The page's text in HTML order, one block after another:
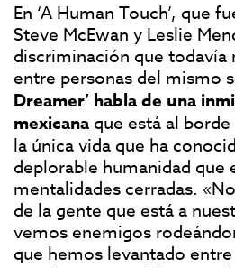
En ‘A Human Touch’, que
Steve McEwan y Leslie
discriminación que todavía
entre personas del mismo
Dreamer’ habla de una
mexicana que está al
la única vida que ha
deplorable humanidad que
mentalidades cerradas.
de la gente que está a
vemos enemigos
que hemos levantado